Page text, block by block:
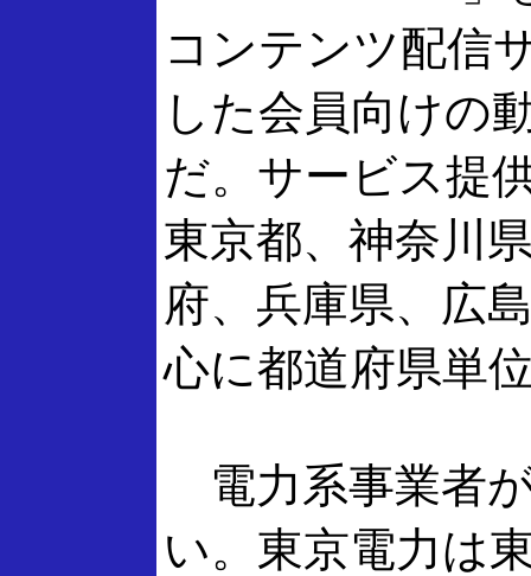
コンテンツ配信
した会員向けの
だ。サービス提
東京都、神奈川
府、兵庫県、広
心に都道府県単
電力系事業者
い。東京電力は